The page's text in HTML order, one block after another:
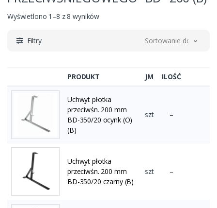
Wyświetlono 1–8 z 8 wyników
Filtry Sortowanie domyślne
PRODUKT JM ILOŚĆ
Uchwyt płotka
przeciwśn. 200 mm
BD-350/20 ocynk (O)
(B)
szt –
Uchwyt płotka
przeciwśn. 200 mm
BD-350/20 czarny (B)
szt –